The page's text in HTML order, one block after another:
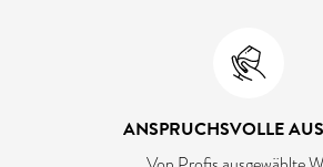
ANSPRUCHSVOLLE